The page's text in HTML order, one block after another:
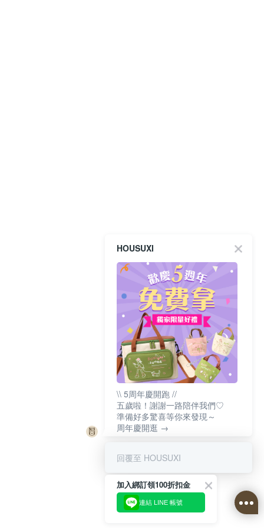
HOUSUXI
\\ 5周年慶開跑 //
五歲啦！謝謝一路陪伴我們♡
準備好多驚喜等你來發現～
周年慶開逛 →
回覆至 HOUSUXI
加入綁訂領100折扣金
連結 LINE 帳號